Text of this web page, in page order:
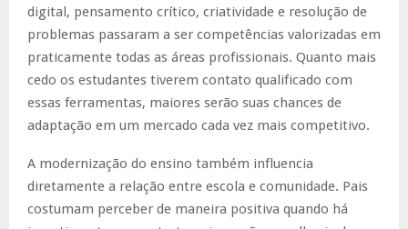
digital, pensamento crítico, criatividade e resolução de
problemas passaram a ser competências valorizadas em
praticamente todas as áreas profissionais. Quanto mais
cedo os estudantes tiverem contato qualificado com
essas ferramentas, maiores serão suas chances de
adaptação em um mercado cada vez mais competitivo.
A modernização do ensino também influencia
diretamente a relação entre escola e comunidade. Pais
costumam perceber de maneira positiva quando há